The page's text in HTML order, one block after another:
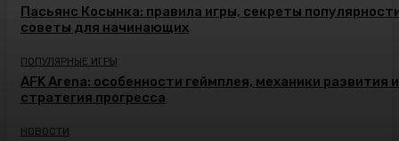
Пасьянс Косынка: правила игры, секреты
советы для начинающих
ПОПУЛЯРНЫЕ ИГРЫ
AFK Arena: особенности геймплея, механики развития и
стратегия прогресса
НОВОСТИ